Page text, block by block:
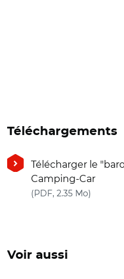
Téléchargements
Télécharger le
Camping-Car
(PDF, 2.35 Mo)
Voir aussi